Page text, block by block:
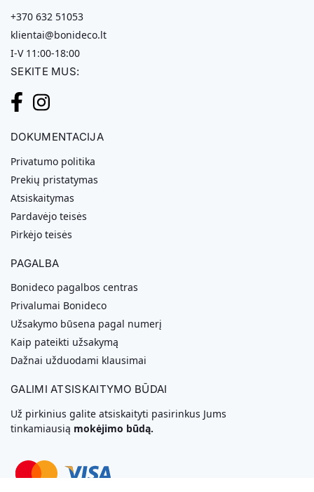
+370 632 51053
klientai@bonideco.lt
I-V 11:00-18:00
SEKITE MUS:
DOKUMENTACIJA
Privatumo politika
Prekių pristatymas
Atsiskaitymas
Pardavėjo teisės
Pirkėjo teisės
PAGALBA
Bonideco pagalbos centras
Privalumai Bonideco
Užsakymo būsena pagal numerį
Kaip pateikti užsakymą
Dažnai užduodami klausimai
GALIMI ATSISKAITYMO BŪDAI
Už pirkinius galite atsiskaityti pasirinkus Jums
tinkamiausią mokėjimo būdą.